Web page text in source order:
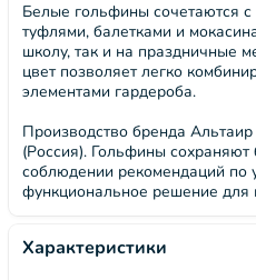
Белые гольфины сочетаются с
туфлями, балетками и
школу, так и на праздничные
цвет позволяет легко
элементами гардероба.
Производство бренда
(Россия). Гольфины сохраняют
соблюдении рекомендаций по
функциональное решение для
Характеристики